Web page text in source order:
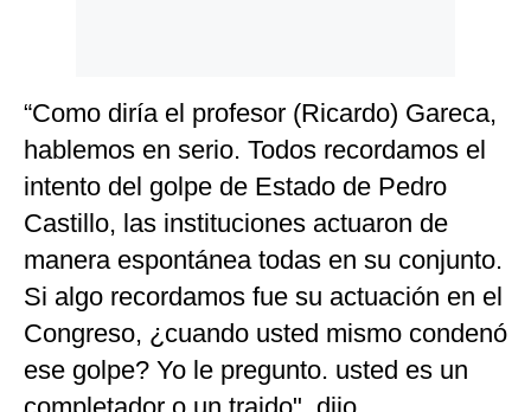
“Como diría el profesor (Ricardo) Gareca,
hablemos en serio. Todos recordamos el
intento del golpe de Estado de Pedro
Castillo, las instituciones actuaron de
manera espontánea todas en su conjunto.
Si algo recordamos fue su actuación en el
Congreso, ¿cuando usted mismo condenó
ese golpe? Yo le pregunto. usted es un